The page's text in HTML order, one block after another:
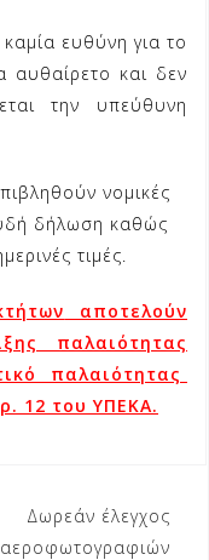
ευθύνη για το
αυθαίρετο και δεν
την υπεύθυνη
νομικές
δήλωση καθώς
τιμές.
αποτελούν
παλαιότητας
παλαιότητας
12 του ΥΠΕΚΑ.
Δωρεάν έλεγχος
αεροφωτογραφιών